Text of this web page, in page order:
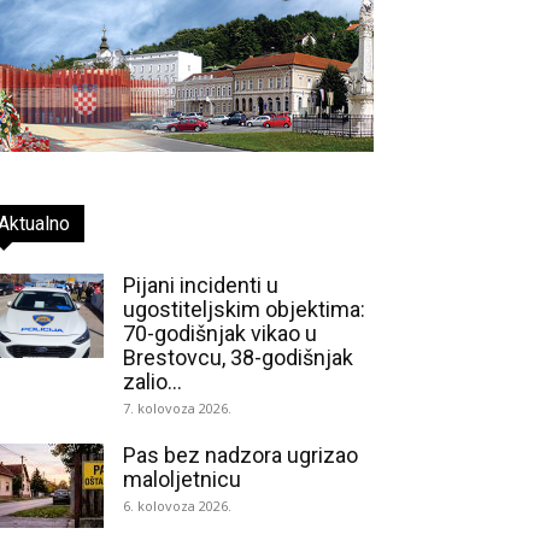
Pijani incidenti u
ugostiteljskim objektima:
70-godišnjak vikao u
Brestovcu, 38-godišnjak
zalio...
7. kolovoza 2026.
Pas bez nadzora ugrizao
maloljetnicu
6. kolovoza 2026.